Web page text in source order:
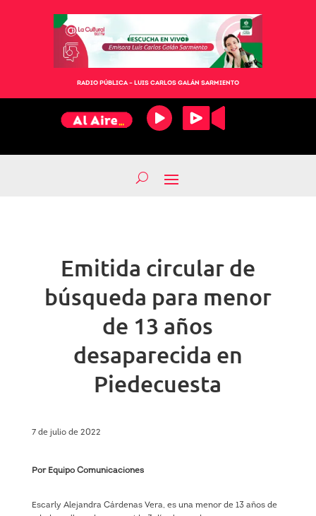
RADIO PÚBLICA – LUIS CARLOS GALÁN SARMIENTO
Emitida circular de
búsqueda para menor
de 13 años
desaparecida en
Piedecuesta
7 de julio de 2022
Por Equipo Comunicaciones
Escarly Alejandra Cárdenas Vera, es una menor de 13 años de